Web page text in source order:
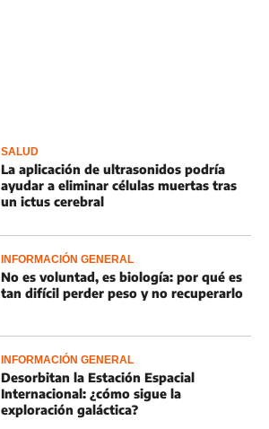
SALUD
La aplicación de ultrasonidos podría
ayudar a eliminar células muertas tras
un ictus cerebral
INFORMACIÓN GENERAL
No es voluntad, es biología: por qué es
tan difícil perder peso y no recuperarlo
INFORMACIÓN GENERAL
Desorbitan la Estación Espacial
Internacional: ¿cómo sigue la
exploración galáctica?